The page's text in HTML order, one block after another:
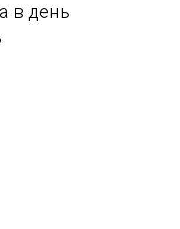
в день